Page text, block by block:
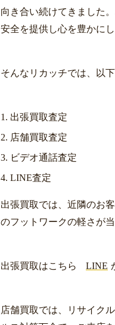
向き合い続けてきました
安全を提供し心を豊かにし
そんなリカッチでは、以
出張買取査定
店舗買取査定
ビデオ通話査定
LINE査定
出張買取では、近隣のお
のフットワークの軽さが当
出張買取はこちら LINE
店舗買取では、リサイク